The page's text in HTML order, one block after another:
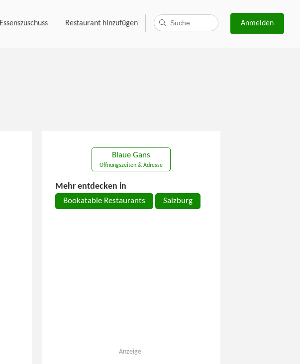
Essenszuschuss Restaurant hinzufügen Anmelden
Blaue Gans
Öffnungszeiten & Adresse
Mehr entdecken in
Bookatable Restaurants Salzburg
Anzeige